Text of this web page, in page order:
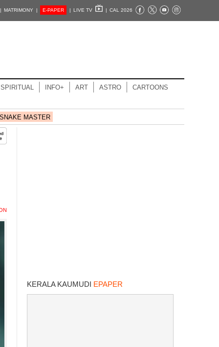
| MATRIMONY | E-PAPER | LIVE TV | CAL 2026
SPIRITUAL INFO+ ART ASTRO CARTOONS
SNAKE MASTER
KERALA KAUMUDI EPAPER